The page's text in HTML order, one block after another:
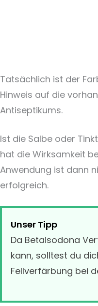
Tatsächlich ist der
Hinweis auf die
Antiseptikums.
Ist die Salbe oder
hat die Wirksamkeit
Anwendung ist dann
erfolgreich.
Unser Tipp
Da Betaisodona
kann, solltest du
Fellverfärbung bei